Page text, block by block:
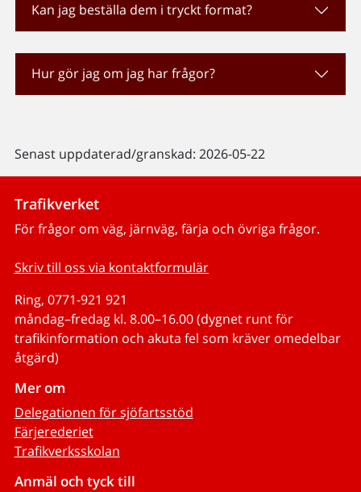
Kan jag beställa dem i tryckt format?
Hur gör jag om jag har frågor?
Senast uppdaterad/granskad: 2026-05-22
Trafikverket
För frågor om väg, järnväg, färja och övriga frågor.
Skriv till oss via kontaktformulär
Ring, 0771-921 921
måndag–fredag kl. 8.00–16.00 (dygnet runt för
trafikinformation och akuta fel som kräver omedelbar
åtgärd)
Mer om
Delegationen för sjöfartsstöd
Färjerederiet
Trafikverksskolan
Anmäl och tyck till